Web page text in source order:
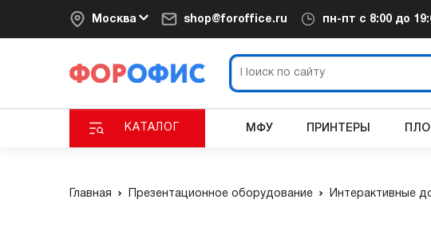
Москва shop@foroffice.ru пн-пт с 8:00 до
КАТАЛОГ МФУ ПРИНТЕРЫ
Главная Презентационное оборудование Интерактивные